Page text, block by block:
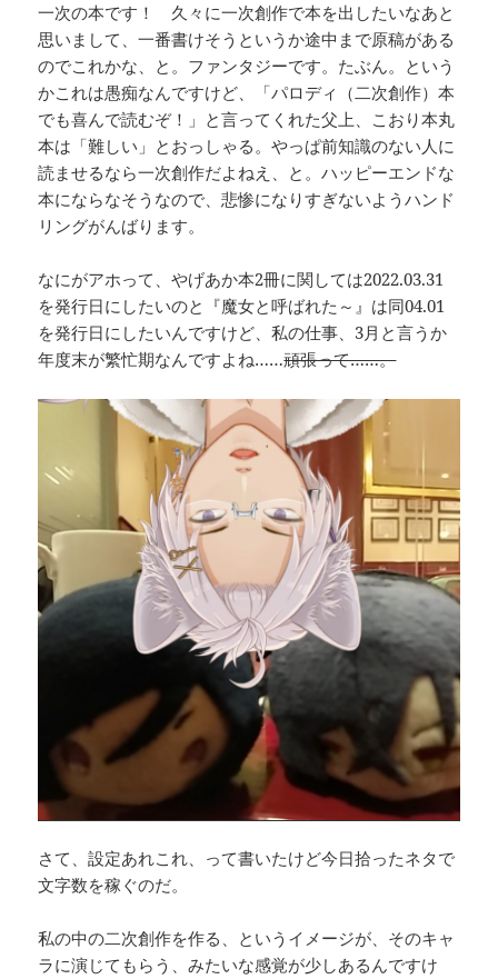
一次の本です！ 久々に一次創作で本を出したいなあと
思いまして、一番書けそうというか途中まで原稿がある
のでこれかな、と。ファンタジーです。たぶん。という
かこれは愚痴なんですけど、「パロディ（二次創作）本
でも喜んで読むぞ！」と言ってくれた父上、こおり本丸
本は「難しい」とおっしゃる。やっぱ前知識のない人に
読ませるなら一次創作だよねえ、と。ハッピーエンドな
本にならなそうなので、悲惨になりすぎないようハンド
リングがんばります。
なにがアホって、やげあか本2冊に関しては2022.03.31
を発行日にしたいのと『魔女と呼ばれた～』は同04.01
を発行日にしたいんですけど、私の仕事、3月と言うか
年度末が繁忙期なんですよね……頑張って……。
さて、設定あれこれ、って書いたけど今日拾ったネタで
文字数を稼ぐのだ。
私の中の二次創作を作る、というイメージが、そのキャ
ラに演じてもらう、みたいな感覚が少しあるんですけ